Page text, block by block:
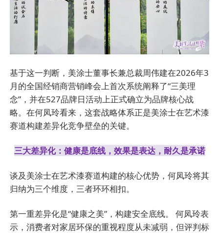
基于这一判断，美涂士董事长兼总裁周伟建在2026年3
月的全国经销商营销峰会上首次系统阐释了“三美理
念”，并在527品牌日活动上正式确立为品牌核心战
略。在何凤玲看来，这套战略体系正是美涂士在艺术漆
赛道构建差异化竞争壁垒的关键。
三大差异化：健康是底线，效果是表达，耐久是承诺
谈及美涂士在艺术漆赛道构建的核心优势，何凤玲将其
归纳为三个维度，三者环环相扣。
第一重差异化是“健康之美”，构建安全底线。 何凤玲表
示，消费者对家居环保的重视程度从未减弱，但评判标